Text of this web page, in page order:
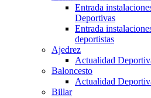
Entrada
Deportivas
Entrada
deportistas
Ajedrez
Actualidad
Baloncesto
Actualidad
Billar